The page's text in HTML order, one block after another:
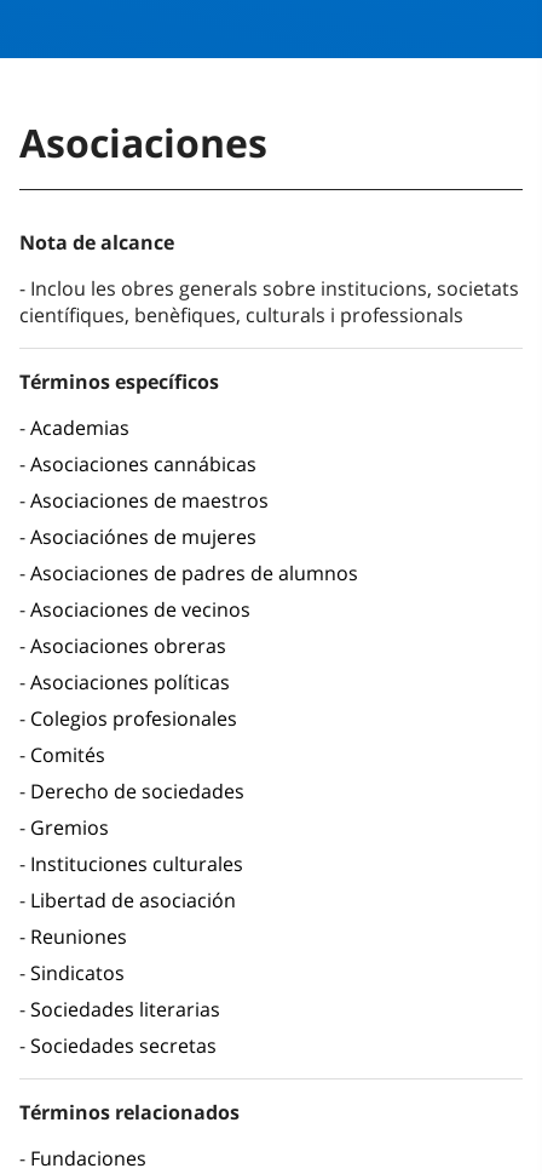
Asociaciones
Nota de alcance
Inclou les obres generals sobre institucions, societats
científiques, benèfiques, culturals i professionals
Términos específicos
Academias
Asociaciones cannábicas
Asociaciones de maestros
Asociaciónes de mujeres
Asociaciones de padres de alumnos
Asociaciones de vecinos
Asociaciones obreras
Asociaciones políticas
Colegios profesionales
Comités
Derecho de sociedades
Gremios
Instituciones culturales
Libertad de asociación
Reuniones
Sindicatos
Sociedades literarias
Sociedades secretas
Términos relacionados
Fundaciones